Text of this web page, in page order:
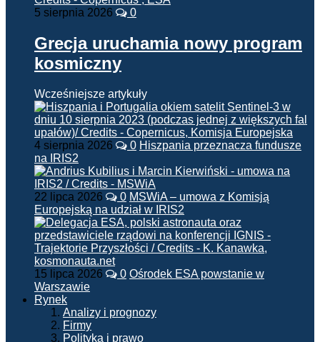
5 sierpnia 2026 0
Grecja uruchamia nowy program
kosmiczny
Wcześniejsze artykuły
4 sierpnia 2026 0 Hiszpania przeznacza fundusze
na IRIS2
22 lipca 2026 0 MSWiA – umowa z Komisją
Europejską na udział w IRIS2
15 lipca 2026 0 Ośrodek ESA powstanie w
Warszawie
Rynek
Analizy i prognozy
Firmy
Polityka i prawo